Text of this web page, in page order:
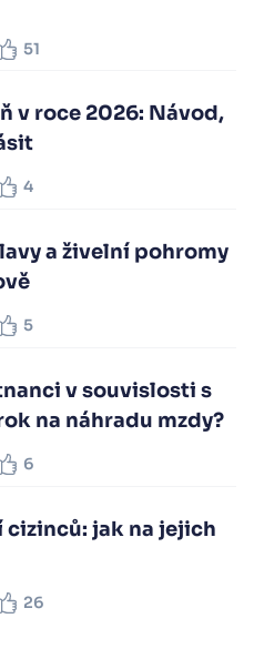
51
v roce 2026: Návod,
4
a živelní pohromy
5
v souvislosti s
na náhradu mzdy?
6
cizinců: jak na jejich
26